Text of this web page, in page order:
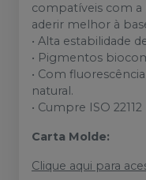
compatíveis com a
aderir melhor à
• Alta estabilidade
• Pigmentos
• Com
natural.
• Cumpre ISO 22112
Carta Molde:
Clique aqui para